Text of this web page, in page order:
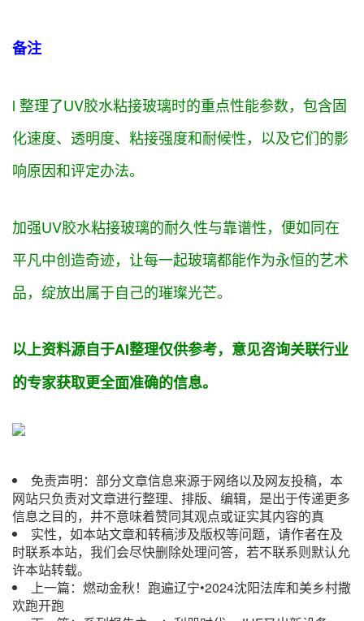
备注
l 整理了UV胶水粘接玻璃时的重点性能参数， 包含固
化速度、透明度、粘接强度和耐候性，以及它们的影
响原因和评定办法。
加强UV胶水粘接玻璃的耐久性与靠谱性，便如同在
平凡中创造奇迹，让每一起玻璃都能作为永恒的艺术
品，绽放出属于自己的璀璨光芒。
以上资料源自于AI整理仅供参考， 意见咨询关联行业
的专家获取更全面准确的信息。
免责声明：部分文章信息来源于网络以及网友投稿，本
网站只负责对文章进行整理、排版、编辑，是出于传递更多
信息之目的，并不意味着赞同其观点或证实其内容的真
实性，如本站文章和转稿涉及版权等问题，请作者在及
时联系本站，我们会尽快删除处理问答，若不联系则默认允
许本站转载。
上一篇： 燃动金秋！跑遍辽宁•2024沈阳法库和美乡村撒
欢跑开跑